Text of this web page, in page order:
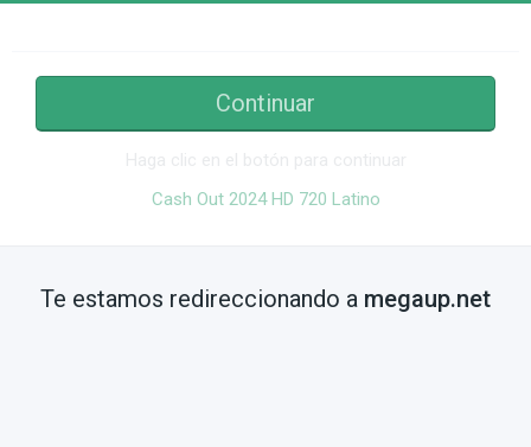
Continuar
Cash Out 2024 HD 720 Latino
Te estamos redireccionando a megaup.net